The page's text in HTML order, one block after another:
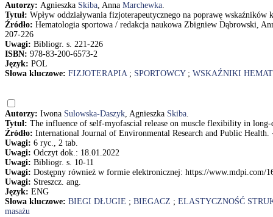
Autorzy: Agnieszka Skiba, Anna Marchewka.
Tytuł: Wpływ oddziaływania fizjoterapeutycznego na poprawę
Źródło: Hematologia sportowa / redakcja naukowa Zbigniew Dąbrowski,
207-226
Uwagi: Bibliogr. s. 221-226
ISBN: 978-83-200-6573-2
Język: POL
Słowa kluczowe: FIZJOTERAPIA; SPORTOWCY; WSKAŹNIKI
Autorzy: Iwona Sulowska-Daszyk, Agnieszka Skiba.
Tytuł: The influence of self-myofascial release on muscle flexibility in
Źródło: International Journal of Environmental Research and Public
Uwagi: 6 ryc., 2 tab.
Uwagi: Odczyt dok.: 18.01.2022
Uwagi: Bibliogr. s. 10-11
Uwagi: Dostępny również w formie elektronicznej: https://www.mdpi.com/
Uwagi: Streszcz. ang.
Język: ENG
Słowa kluczowe: BIEGI DŁUGIE ; BIEGACZ ; ELASTYCZNOŚĆ
masażu